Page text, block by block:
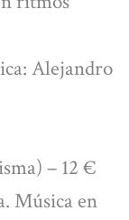
Alejandro
– 12 €
Música en